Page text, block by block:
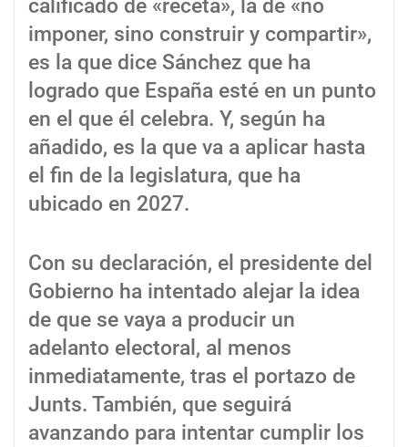
calificado de «receta», la de «no
imponer, sino construir y compartir»,
es la que dice Sánchez que ha
logrado que España esté en un punto
en el que él celebra. Y, según ha
añadido, es la que va a aplicar hasta
el fin de la legislatura, que ha
ubicado en 2027.
Con su declaración, el presidente del
Gobierno ha intentado alejar la idea
de que se vaya a producir un
adelanto electoral, al menos
inmediatamente, tras el portazo de
Junts. También, que seguirá
avanzando para intentar cumplir los